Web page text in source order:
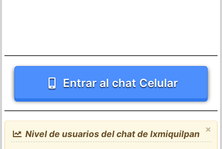
Entrar al chat Celular
×
Nivel de usuarios del chat de Ixmiquilpan